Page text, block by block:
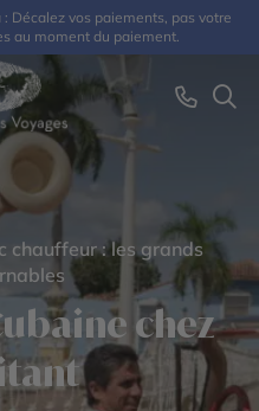
Décalez vos paiements, pas votre
au moment du paiement.
chauffeur : les grands
chez